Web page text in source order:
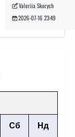
Valeriia Skorych
2026-07-16 23:49
Сб Нд